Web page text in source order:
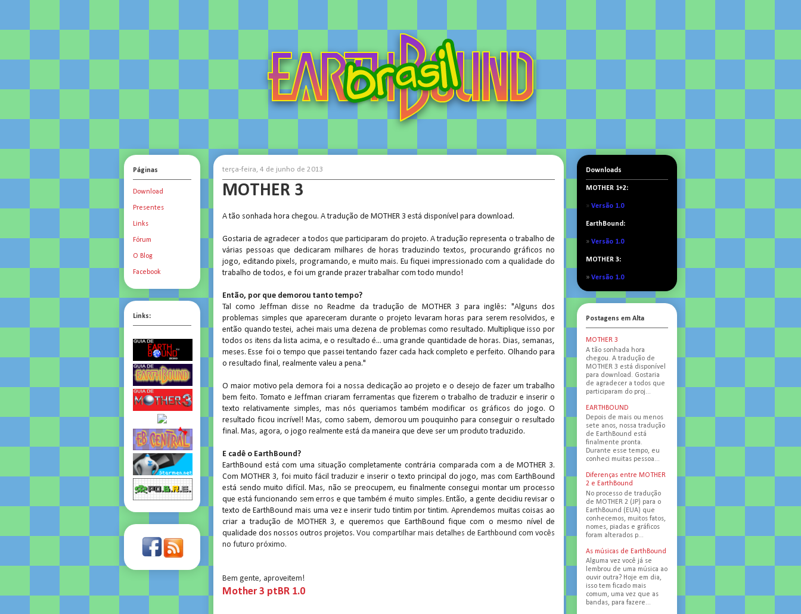
terça-feira, 4 de junho de 2013
MOTHER 3
A tão sonhada hora chegou. A tradução de MOTHER 3 está disponível para download.
Gostaria de agradecer a todos que participaram do projeto. A tradução representa o trabalho de
várias pessoas que dedicaram milhares de horas traduzindo textos, procurando gráficos no
jogo, editando pixels, programando, e muito mais. Eu fiquei impressionado com a qualidade do
trabalho de todos, e foi um grande prazer trabalhar com todo mundo!
Então, por que demorou tanto tempo?
Tal como Jeffman disse no Readme da tradução de MOTHER 3 para inglês: "Alguns dos
problemas simples que apareceram durante o projeto levaram horas para serem resolvidos, e
então quando testei, achei mais uma dezena de problemas como resultado. Multiplique isso por
todos os itens da lista acima, e o resultado é... uma grande quantidade de horas. Dias, semanas,
meses. Esse foi o tempo que passei tentando fazer cada hack completo e perfeito. Olhando para
o resultado final, realmente valeu a pena."
O maior motivo pela demora foi a nossa dedicação ao projeto e o desejo de fazer um trabalho
bem feito. Tomato e Jeffman criaram ferramentas que fizerem o trabalho de traduzir e inserir o
texto relativamente simples, mas nós queriamos também modificar os gráficos do jogo. O
resultado ficou incrível! Mas, como sabem, demorou um pouquinho para conseguir o resultado
final. Mas, agora, o jogo realmente está da maneira que deve ser um produto traduzido.
E cadê o EarthBound?
EarthBound está com uma situação completamente contrária comparada com a de MOTHER 3.
Com MOTHER 3, foi muito fácil traduzir e inserir o texto principal do jogo, mas com EarthBound
está sendo muito difícil. Mas, não se preocupem, eu finalmente consegui montar um processo
que está funcionando sem erros e que também é muito simples. Então, a gente decidiu revisar o
texto de EarthBound mais uma vez e inserir tudo tintim por tintim. Aprendemos muitas coisas ao
criar a tradução de MOTHER 3, e queremos que EarthBound fique com o mesmo nível de
qualidade dos nossos outros projetos.Vou compartilhar mais detalhes de Earthbound com vocês
no futuro próximo.
Bem gente, aproveitem!
Mother 3 ptBR 1.0
Páginas
Download
Presentes
Links
Fórum
O Blog
Facebook
Links:
Downloads
MOTHER 1+2:
» Versão 1.0
EarthBound:
» Versão 1.0
MOTHER 3:
» Versão 1.0
Postagens em Alta
MOTHER 3
A tão sonhada hora
chegou. A tradução de
MOTHER 3 está disponível
para download. Gostaria
de agradecer a todos que
participaram do proj...
EARTHBOUND
Depois de mais ou menos
sete anos, nossa tradução
de EarthBound está
finalmente pronta.
Durante esse tempo, eu
conheci muitas pessoa...
Diferenças entre MOTHER
2 e EarthBound
No processo de tradução
de MOTHER 2 (JP) para o
EarthBound (EUA) que
conhecemos, muitos fatos,
nomes, piadas e gráficos
foram alterados p...
As músicas de EarthBound
Alguma vez você já se
lembrou de uma música ao
ouvir outra? Hoje em dia,
isso tem ficado mais
comum, uma vez que as
bandas, para fazere...